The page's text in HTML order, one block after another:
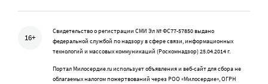
16+
Свидетельство о регистрации СМИ Эл № ФС77-57850 выдано
федеральной службой по надзору в сфере связи, информационных
технологий и массовых коммуникаций (Роскомнадзор) 25.04.2014 г.
Портал Милосердие.ru использует объявления и веб-сайт для сбора не
облагаемых налогом пожертвований через РОО «Милосердие», ОГРН